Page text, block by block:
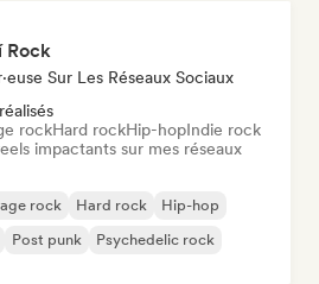
Rock
Sur Les Réseaux Sociaux
rockHard rockHip-hopIndie rock
impactants sur mes réseaux
rock Hard rock
Hip-hop
Post punk Psychedelic rock